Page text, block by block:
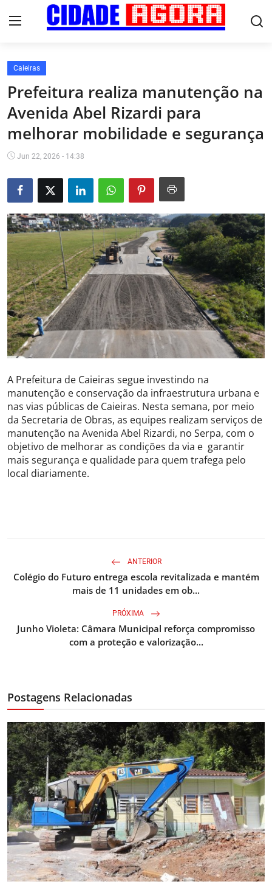
Início
Fale Conosco
Brasil
Esportes
Tecnologia
Cultura
Saúde
Caieiras
Prefeitura realiza manutenção na
Avenida Abel Rizardi para
melhorar mobilidade e segurança
Jun 22, 2026 - 14:38
A Prefeitura de Caieiras segue investindo na
manutenção e conservação da infraestrutura urbana e
nas vias públicas de Caieiras. Nesta semana, por meio
da Secretaria de Obras, as equipes realizam serviços de
manutenção na Avenida Abel Rizardi, no Serpa, com o
objetivo de melhorar as condições da via e garantir
mais segurança e qualidade para quem trafega pelo
local diariamente.
ANTERIOR
Colégio do Futuro entrega escola revitalizada e mantém
mais de 11 unidades em ob...
PRÓXIMA
Junho Violeta: Câmara Municipal reforça compromisso
com a proteção e valorização...
Postagens Relacionadas